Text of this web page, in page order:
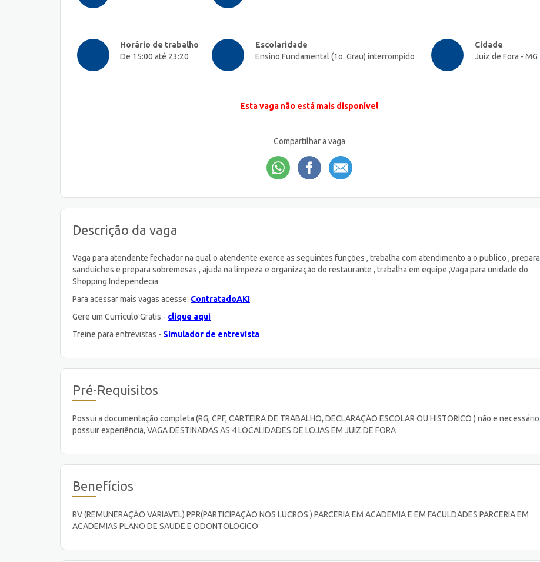
Horário de trabalho
De 15:00 até 23:20
Escolaridade
Ensino Fundamental (1o. Grau) interrompido
Cidade
Juiz de Fora - MG
Esta vaga não está mais disponível
Compartilhar a vaga
Descrição da vaga
Vaga para atendente fechador na qual o atendente exerce as seguintes funções , trabalha com atendimento a o publico , prepara
sanduiches e prepara sobremesas , ajuda na limpeza e organização do restaurante , trabalha em equipe ,Vaga para unidade do
Shopping Independecia
Para acessar mais vagas acesse: ContratadoAKI
Gere um Curriculo Gratis - clique aqui
Treine para entrevistas - Simulador de entrevista
Pré-Requisitos
Possui a documentação completa (RG, CPF, CARTEIRA DE TRABALHO, DECLARAÇÃO ESCOLAR OU HISTORICO ) não e necessário
possuir experiência, VAGA DESTINADAS AS 4 LOCALIDADES DE LOJAS EM JUIZ DE FORA
Benefícios
RV (REMUNERAÇÃO VARIAVEL) PPR(PARTICIPAÇÃO NOS LUCROS ) PARCERIA EM ACADEMIA E EM FACULDADES PARCERIA EM
ACADEMIAS PLANO DE SAUDE E ODONTOLOGICO